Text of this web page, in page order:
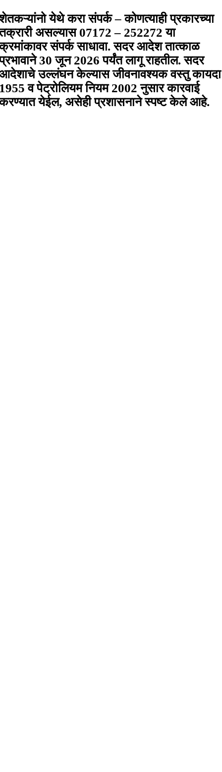
येथे करा संपर्क – कोणत्याही प्रकारच्या
असल्यास 07172 – 252272 या
संपर्क साधावा. सदर आदेश तात्काळ
30 जून 2026 पर्यंत लागू राहतील. सदर
उल्लंघन केल्यास जीवनावश्यक वस्तु कायदा
व पेट्रोलियम नियम 2002 नुसार कारवाई
येईल, असेही प्रशासनाने स्पष्ट केले आहे.